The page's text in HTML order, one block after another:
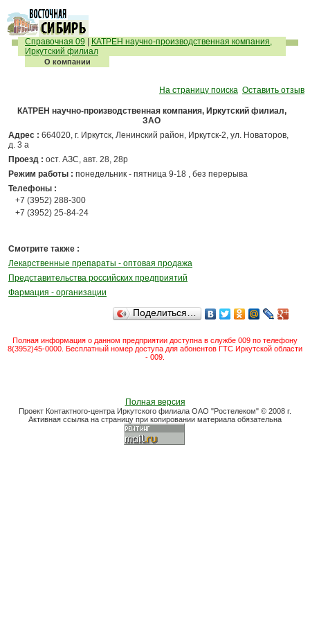
Справочная 09
КАТРЕН научно-производственная компания,
Иркутский филиал
О компании
На страницу поиска Оставить отзыв
КАТРЕН научно-производственная компания, Иркутский филиал,
ЗАО
Адрес : 664020, г. Иркутск, Ленинский район, Иркутск-2, ул. Новаторов,
д. 3 а
Проезд : ост. АЗС, авт. 28, 28р
Режим работы : понедельник - пятница 9-18 , без перерыва
Телефоны :
+7 (3952) 288-300
+7 (3952) 25-84-24
Смотрите также :
Лекарственные препараты - оптовая продажа
Представительства российских предприятий
Фармация - организации
Поделиться…
Полная информация о данном предприятии доступна в службе 009 по телефону
8(3952)45-0000. Бесплатный номер доступа для абонентов ГТС Иркутской области
- 009.
Полная версия
Проект Контактного-центра Иркутского филиала ОАО "Ростелеком" © 2008 г.
Активная ссылка на страницу при копировании материала обязательна